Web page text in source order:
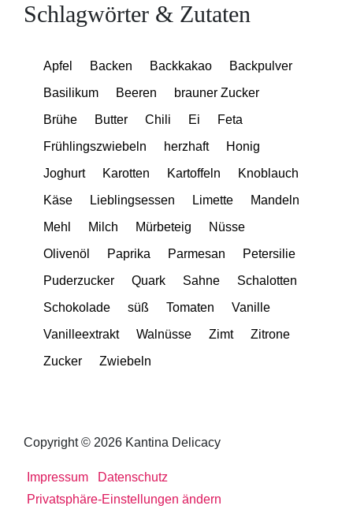
Schlagwörter & Zutaten
Apfel Backen Backkakao
Backpulver
Basilikum
Beeren
brauner Zucker
Brühe
Butter Chili Ei
Feta
Frühlingszwiebeln
herzhaft
Honig
Joghurt
Karotten Kartoffeln
Knoblauch
Käse
Lieblingsessen Limette
Mandeln
Mehl
Milch Mürbeteig
Nüsse
Olivenöl
Paprika Parmesan
Petersilie
Puderzucker
Quark Sahne
Schalotten
Schokolade
süß Tomaten
Vanille
Vanilleextrakt
Walnüsse Zimt
Zitrone
Zucker
Zwiebeln
Copyright © 2026 Kantina Delicacy
Impressum
Datenschutz
Privatsphäre-Einstellungen ändern